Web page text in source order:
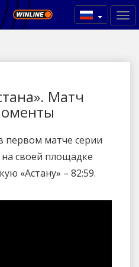
Матч
первом матче серии
своей площадке
«Астану» – 82:59.